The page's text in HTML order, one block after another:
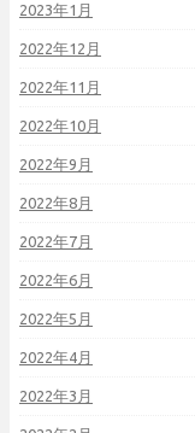
2023年1月
2022年12月
2022年11月
2022年10月
2022年9月
2022年8月
2022年7月
2022年6月
2022年5月
2022年4月
2022年3月